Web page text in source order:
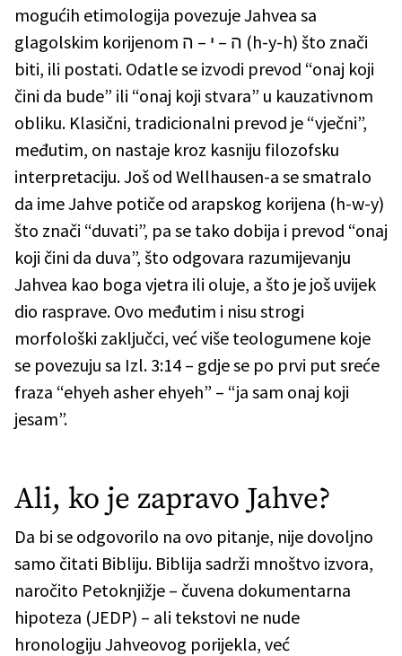
mogućih etimologija povezuje Jahvea sa
glagolskim korijenom ה – י – ה (h-y-h) što znači
biti, ili postati. Odatle se izvodi prevod “onaj koji
čini da bude” ili “onaj koji stvara” u kauzativnom
obliku. Klasični, tradicionalni prevod je “vječni”,
međutim, on nastaje kroz kasniju filozofsku
interpretaciju. Još od Wellhausen-a se smatralo
da ime Jahve potiče od arapskog korijena (h-w-y)
što znači “duvati”, pa se tako dobija i prevod “onaj
koji čini da duva”, što odgovara razumijevanju
Jahvea kao boga vjetra ili oluje, a što je još uvijek
dio rasprave. Ovo međutim i nisu strogi
morfološki zaključci, već više teologumene koje
se povezuju sa Izl. 3:14 – gdje se po prvi put sreće
fraza “ehyeh asher ehyeh” – “ja sam onaj koji
jesam”.
Ali, ko je zapravo Jahve?
Da bi se odgovorilo na ovo pitanje, nije dovoljno
samo čitati Bibliju. Biblija sadrži mnoštvo izvora,
naročito Petoknjižje – čuvena dokumentarna
hipoteza (JEDP) – ali tekstovi ne nude
hronologiju Jahveovog porijekla, već